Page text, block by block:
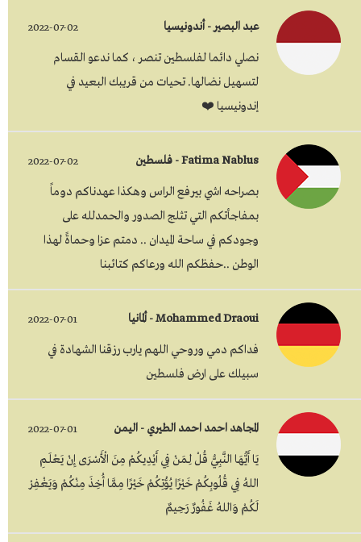
عبد البصير - أندونيسيا 2022-07-02
نصلي دائما لفلسطين تنصر ، كما ندعو القسام
لتسهيل نضالها. تحيات من قريبك البعيد في
إندونيسيا ❤️
Fatima Nablus - فلسطين 2022-07-02
بصراحه اشي بيرفع الراس وهكذا عهدناكم دوماً
بمفاجأتكم التي تثلج الصدور والحمدلله على
وجودكم في ساحة الميدان .. دمتم عزا وحماةً لهذا
الوطن ..حفظكم الله ورعاكم كتائبنا
Mohammed Draoui - ألمانيا 2022-07-01
فداكم دمي وروحي اللهم يارب رزقنا الشهادة في
سبيلك على ارض فلسطين
المجاهد احمد احمد الطيري - اليمن 2022-07-01
يَا أَيُّهَا النَّبِيُّ قُلْ لِـمَنْ فِي أَيْدِيكُمْ مِنَ الْأَسْرَى إِنْ يَعْلَـمِ
اللهُ فِي قُلُوبِكُمْ خَيْرًا يُؤْتِكُمْ خَيْرًا مِمَّا أُخِذَ مِنْكُمْ وَيَغْفِرْ
لَكُمْ وَاللهُ غَفُورٌ رَحِيمٌ